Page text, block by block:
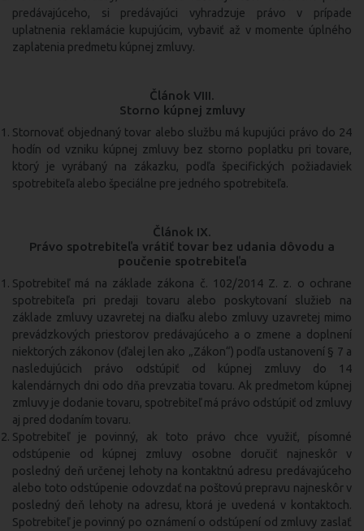
predávajúceho, si predávajúci vyhradzuje právo v prípade
uplatnenia reklamácie kupujúcim, vybaviť až v momente úplného
zaplatenia predmetu kúpnej zmluvy.
Článok VIII.
Storno kúpnej zmluvy
Stornovať objednaný tovar alebo službu má kupujúci právo do 24
hodín od vzniku kúpnej zmluvy bez storno poplatku pri tovare,
ktorý je vyrábaný na zákazku, podľa špecifických požiadaviek
spotrebiteľa alebo špeciálne pre jedného spotrebiteľa.
Článok IX.
Právo spotrebiteľa vrátiť tovar bez udania dôvodu a
poučenie spotrebiteľa
Spotrebiteľ má na základe zákona č. 102/2014 Z. z. o ochrane
spotrebiteľa pri predaji tovaru alebo poskytovaní služieb na
základe zmluvy uzavretej na diaľku alebo zmluvy uzavretej mimo
prevádzkových priestorov predávajúceho a o zmene a doplnení
niektorých zákonov (ďalej len ako „Zákon“) podľa ustanovení § 7 a
nasledujúcich právo odstúpiť od kúpnej zmluvy do 14
kalendárnych dni odo dňa prevzatia tovaru. Ak predmetom kúpnej
zmluvy je dodanie tovaru, spotrebiteľ má právo odstúpiť od zmluvy
aj pred dodaním tovaru.
Spotrebiteľ je povinný, ak toto právo chce využiť, písomné
odstúpenie od kúpnej zmluvy osobne doručiť najneskôr v
posledný deň určenej lehoty na kontaktnú adresu predávajúceho
alebo toto odstúpenie odovzdať na poštovú prepravu najneskôr v
posledný deň lehoty na adresu, ktorá je uvedená v kontaktoch.
Spotrebiteľ je povinný po oznámení o odstúpení od zmluvy zaslať